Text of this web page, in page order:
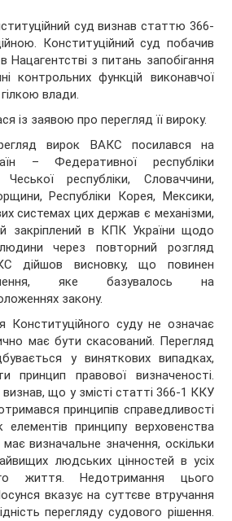
суд визнав статтю 366-
Конституційний суд побачив
Нацагентстві з питань запобігання
контрольних функцій виконавчої
влади.
із заявою про перегляд її вироку.
вирок ВАКС посилався на
– Федеративної республіки
Чеської республіки, Словаччини,
Республіки Корея, Мексики,
системах цих держав є механізми,
закріплений в КПК України щодо
через повторний розгляд
дійшов висновку, що повинен
яке базувалось на
закону.
Конституційного суду не означає
має бути скасований. Перегляд
у виняткових випадках,
принцип правової визначеності.
що у змісті статті 366-1 ККУ
принципів справедливості
елементів принципу верховенства
визначальне значення, оскільки
людських цінностей в усіх
життя. Недотримання цього
вказує на суттєве втручання
перегляду судового рішення.